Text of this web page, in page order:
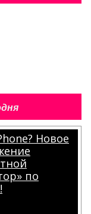
Новое
по